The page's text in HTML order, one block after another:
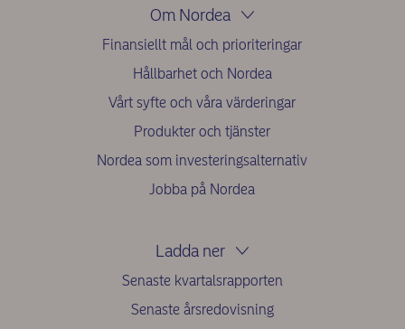
Om Nordea
Finansiellt mål och prioriteringar
Hållbarhet och Nordea
Vårt syfte och våra värderingar
Produkter och tjänster
Nordea som investeringsalternativ
Jobba på Nordea
Ladda ner
Senaste kvartalsrapporten
Senaste årsredovisning